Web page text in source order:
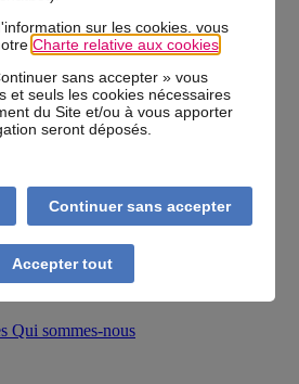
sur les cookies, vous
Charte relative aux cookies.
sans accepter » vous
et seuls les cookies nécessaires
du Site et/ou à vous apporter
seront déposés.
Continuer sans accepter
Accepter tout
nos publications
signée
l'engagement de CNP Assurances.
des Ministères de l'Education
de l'Enseignement Supérieur de la
de la Culture et des Sports que CNP
véritable alternative, sur un marché
Qui sommes-nous